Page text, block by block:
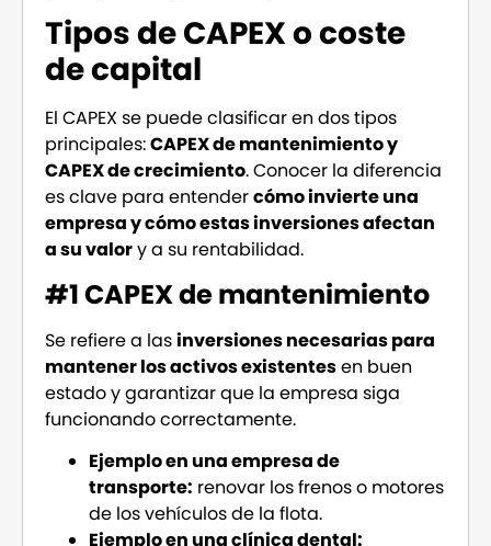
Tipos de CAPEX o coste
de capital
El CAPEX se puede clasificar en dos tipos
principales:CAPEX de mantenimiento y
CAPEX de crecimiento. Conocer la diferencia
es clave para entendercómo invierte una
empresa y cómo estas inversiones afectan
a su valory a su rentabilidad.
#1 CAPEX de mantenimiento
Se refiere a lasinversiones necesarias para
mantener los activos existentesen buen
estado y garantizar que la empresa siga
funcionando correctamente.
Ejemplo en una empresa de
transporte: renovar los frenos o motores
de los vehículos de la flota.
Ejemplo en una clínica dental: